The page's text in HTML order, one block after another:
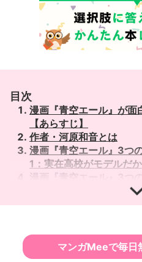
目次
漫画『青空エール』が面
【あらすじ】
作者・河原和音とは
漫画『青空エール』3つ
1：実在高校がモデルだ
漫画『青空エール』3つ
2：才能のない主人公つ
漫画『青空エール』3つ
最終回ネタバレ紹介：
『青空エール』続編ネタ
マンガMeeで毎日